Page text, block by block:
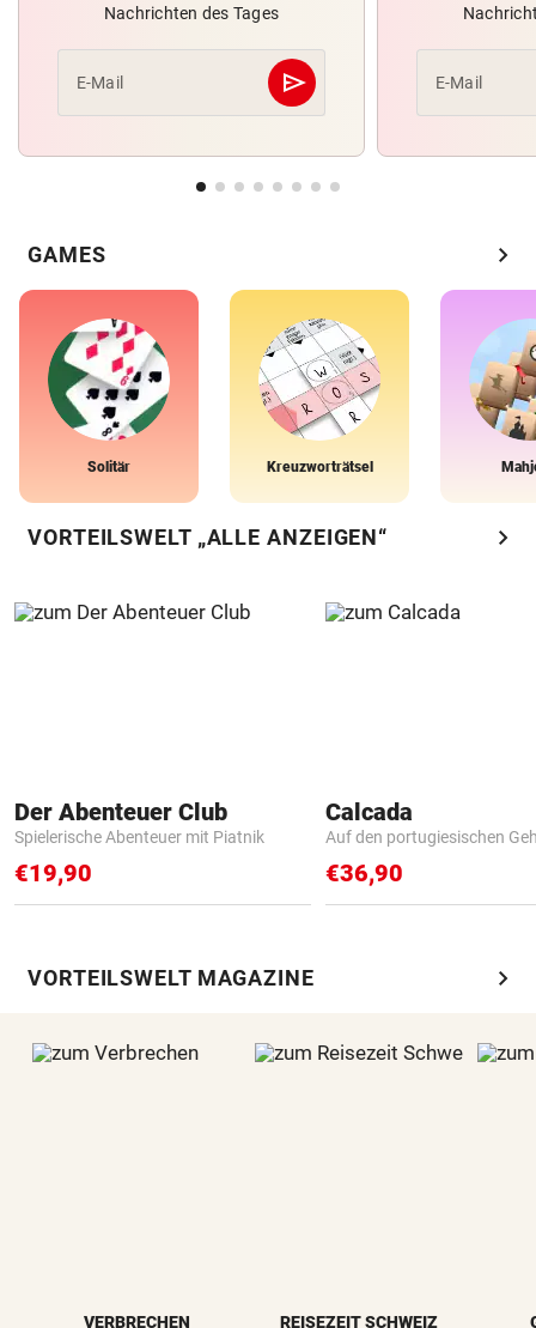
Nachrichten des Tages
E-Mail send
Abschicken E-Mail
GAMES chevron_right
Solitär Kreuzworträtsel
VORTEILSWELT „ALLE ANZEIGEN“ chevron_right
Der Abenteuer Club
Spielerische Abenteuer mit Piatnik
€19,90
Calcada
Auf den portugiesischen
€36,90
VORTEILSWELT MAGAZINE chevron_right
VERBRECHEN REISEZEIT SCHWEIZ